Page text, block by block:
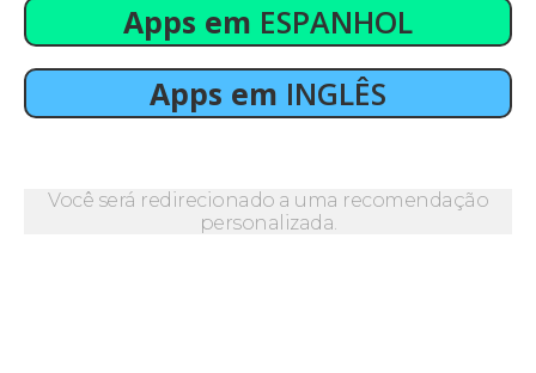
Apps em ESPANHOL
Apps em INGLÊS
Você será redirecionado a uma recomendação
personalizada.